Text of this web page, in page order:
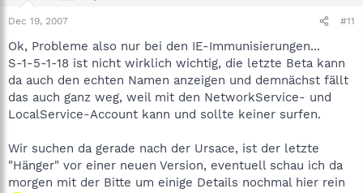
Dec 19, 2007 #11
Ok, Probleme also nur bei den IE-Immunisierungen...
S-1-5-1-18 ist nicht wirklich wichtig, die letzte Beta kann
da auch den echten Namen anzeigen und demnächst fällt
das auch ganz weg, weil mit den NetworkService- und
LocalService-Account kann und sollte keiner surfen.
Wir suchen da gerade nach der Ursace, ist der letzte
"Hänger" vor einer neuen Version, eventuell schau ich da
morgen mit der Bitte um einige Details nochmal hier rein